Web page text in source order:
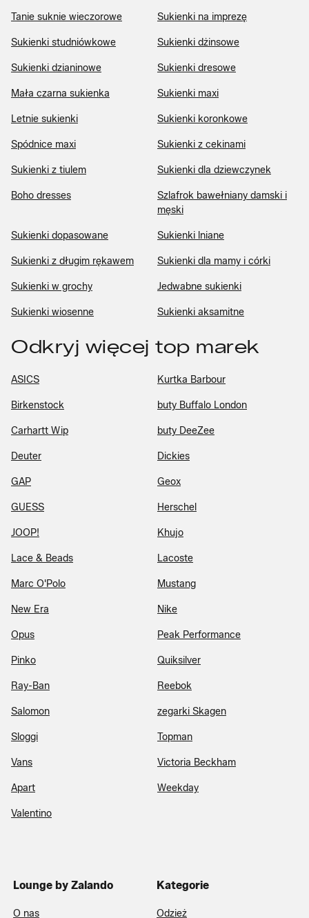
Tanie suknie wieczorowe Sukienki na imprezę
Sukienki studniówkowe Sukienki dżinsowe
Sukienki dzianinowe Sukienki dresowe
Mała czarna sukienka Sukienki maxi
Letnie sukienki Sukienki koronkowe
Spódnice maxi Sukienki z cekinami
Sukienki z tiulem Sukienki dla dziewczynek
Boho dresses
Szlafrok bawełniany damski i
męski
Sukienki dopasowane Sukienki lniane
Sukienki z długim rękawem Sukienki dla mamy i córki
Sukienki w grochy Jedwabne sukienki
Sukienki wiosenne Sukienki aksamitne
Odkryj więcej top marek
ASICS Kurtka Barbour
Birkenstock buty Buffalo London
Carhartt Wip buty DeeZee
Deuter Dickies
GAP Geox
GUESS Herschel
JOOP! Khujo
Lace & Beads Lacoste
Marc O'Polo Mustang
New Era Nike
Opus Peak Performance
Pinko Quiksilver
Ray-Ban Reebok
Salomon zegarki Skagen
Sloggi Topman
Vans Victoria Beckham
Apart Weekday
Valentino
Lounge by Zalando
O nas
Kategorie
Odzież